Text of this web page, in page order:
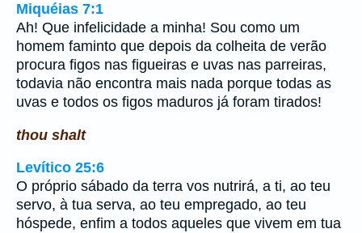
Miquéias 7:1
Ah! Que infelicidade a minha! Sou como um
homem faminto que depois da colheita de verão
procura figos nas figueiras e uvas nas parreiras,
todavia não encontra mais nada porque todas as
uvas e todos os figos maduros já foram tirados!
thou shalt
Levítico 25:6
O próprio sábado da terra vos nutrirá, a ti, ao teu
servo, à tua serva, ao teu empregado, ao teu
hóspede, enfim a todos aqueles que vivem em tua